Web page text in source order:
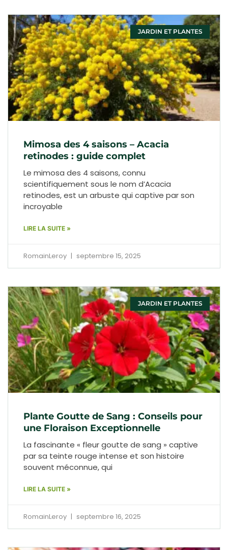
JARDIN ET PLANTES
Mimosa des 4 saisons – Acacia
retinodes : guide complet
Le mimosa des 4 saisons, connu
scientifiquement sous le nom d’Acacia
retinodes, est un arbuste qui captive par son
incroyable
LIRE LA SUITE »
RomainLeroy septembre 15, 2025
JARDIN ET PLANTES
Plante Goutte de Sang : Conseils pour
une Floraison Exceptionnelle
La fascinante « fleur goutte de sang » captive
par sa teinte rouge intense et son histoire
souvent méconnue, qui
LIRE LA SUITE »
RomainLeroy septembre 16, 2025